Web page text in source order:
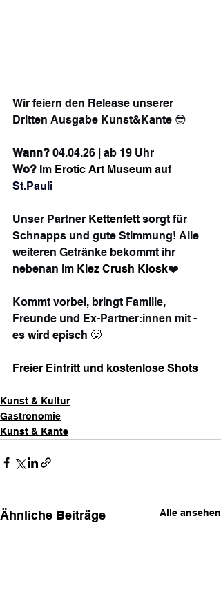
Wir feiern den Release unserer
Dritten Ausgabe Kunst&Kante 😎
Wann? 04.04.26 | ab 19 Uhr
Wo? Im Erotic Art Museum auf
St.Pauli
Unser Partner Kettenfett sorgt für
Schnapps und gute Stimmung! Alle
weiteren Getränke bekommt ihr
nebenan im Kiez Crush Kiosk❤️
Kommt vorbei, bringt Familie,
Freunde und Ex-Partner:innen mit -
es wird episch 🥵
Freier Eintritt und kostenlose Shots
Kunst & Kultur
Gastronomie
Kunst & Kante
Ähnliche Beiträge Alle ansehen